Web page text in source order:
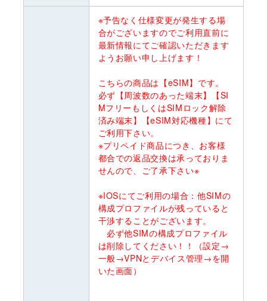
※予告なく仕様変更が発生する場
合がございますのでご利用直前に
最新情報にてご確認いただきます
ようお願い申し上げます！
こちらの商品は【eSIM】です。
必ず【周波数のあった端末】【SI
MフリーもしくはSIMロック解除
済み端末】【eSIM対応機種】にて
ご利用下さい。
※プリペイド商品につき、お客様
都合での返品交換は承っておりま
せんので、ご了承下さい※
※IOSにてご利用の場合：他SIMの
構成プロファイルが残っていると
干渉することがございます。
必ず他SIMの構成プロファイル
は削除してください！！（設定→
一般→VPNとデバイス管理→を開
いた画面）